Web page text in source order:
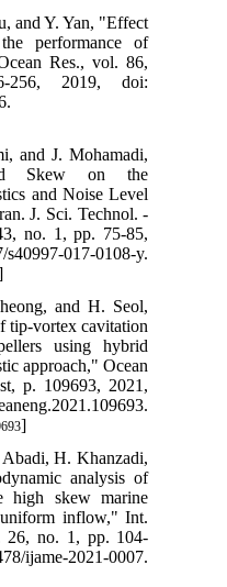
and Y. Yan, "Effect
performance of
Res., vol. 86,
256, 2019, doi:
and J. Mohamadi,
Skew on the
and Noise Level
J. Sci. Technol. -
no. 1, pp. 75-85,
017-0108-y.
and H. Seol,
tip-vortex cavitation
using hybrid
approach," Ocean
p. 109693, 2021,
]
H. Khanzadi,
analysis of
high skew marine
inflow," Int.
26, no. 1, pp. 104-
ijame-2021-0007.